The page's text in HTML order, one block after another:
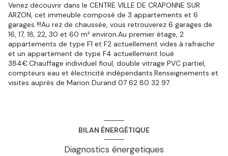
Venez découvrir dans le CENTRE VILLE DE CRAPONNE SUR
ARZON, cet immeuble composé de 3 appartements et 6
garages !!!Au rez de chaussée, vous retrouverez 6 garages de
16, 17, 18, 22, 30 et 60 m² environ.Au premier étage, 2
appartements de type F1 et F2 actuellement vides à rafraichir
et un appartement de type F4 actuellement loué
384€.Chauffage individuel fioul, double vitrage PVC partiel,
compteurs eau et électricité indépendants.Renseignements et
visites auprès de Marion Durand 07 62 80 32 97.
BILAN ÉNERGÉTIQUE
Diagnostics énergetiques